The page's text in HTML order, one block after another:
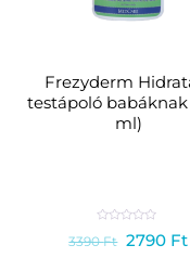
Frezyderm
testápoló
ml)
a
3390Ft 2790 Ft